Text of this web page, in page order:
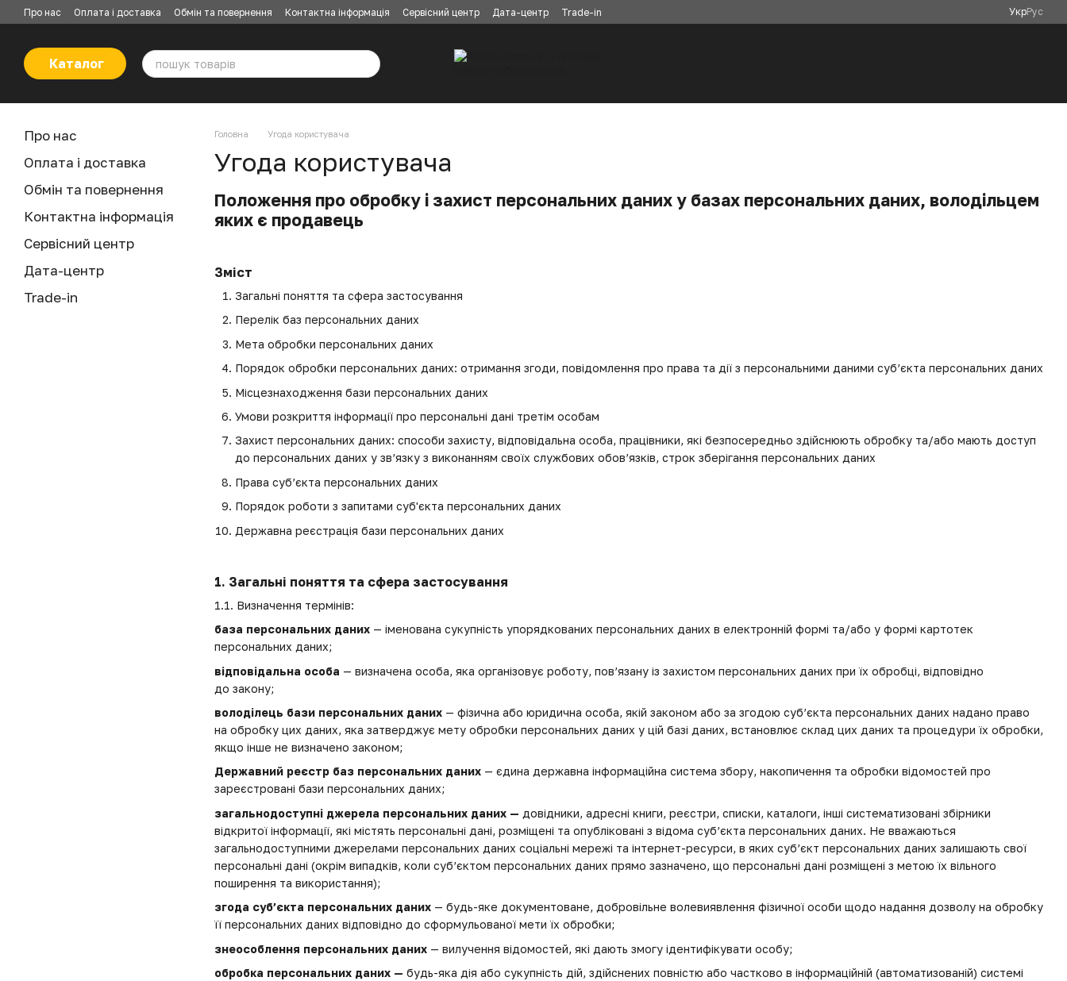
Перейти до основного контенту
Про нас Оплата і доставка Обмін та повернення Контактна інформація Сервісний центр Дата-центр Trade-in УкрРус
Каталог
Головна Угода користувача
Угода користувача
Положення про обробку і захист персональних даних у базах персональних даних, володільцем
яких є продавець
Зміст
Загальні поняття та сфера застосування
Перелік баз персональних даних
Мета обробки персональних даних
Порядок обробки персональних даних: отримання згоди, повідомлення про права та дії з персональними даними суб’єкта персональних даних
Місцезнаходження бази персональних даних
Умови розкриття інформації про персональні дані третім особам
Захист персональних даних: способи захисту, відповідальна особа, працівники, які безпосередньо здійснюють обробку та/або мають доступ
до персональних даних у зв’язку з виконанням своїх службових обов’язків, строк зберігання персональних даних
Права суб’єкта персональних даних
Порядок роботи з запитами суб'єкта персональних даних
Державна реєстрація бази персональних даних
1. Загальні поняття та сфера застосування
1.1. Визначення термінів:
база персональних даних — іменована сукупність упорядкованих персональних даних в електронній формі та/або у формі картотек
персональних даних;
відповідальна особа — визначена особа, яка організовує роботу, пов’язану із захистом персональних даних при їх обробці, відповідно
до закону;
володілець бази персональних даних — фізична або юридична особа, якій законом або за згодою суб’єкта персональних даних надано право
на обробку цих даних, яка затверджує мету обробки персональних даних у цій базі даних, встановлює склад цих даних та процедури їх обробки,
якщо інше не визначено законом;
Державний реєстр баз персональних даних — єдина державна інформаційна система збору, накопичення та обробки відомостей про
зареєстровані бази персональних даних;
загальнодоступні джерела персональних даних — довідники, адресні книги, реєстри, списки, каталоги, інші систематизовані збірники
відкритої інформації, які містять персональні дані, розміщені та опубліковані з відома суб’єкта персональних даних. Не вважаються
загальнодоступними джерелами персональних даних соціальні мережі та інтернет-ресурси, в яких суб’єкт персональних даних залишають свої
персональні дані (окрім випадків, коли суб’єктом персональних даних прямо зазначено, що персональні дані розміщені з метою їх вільного
поширення та використання);
згода суб’єкта персональних даних — будь-яке документоване, добровільне волевиявлення фізичної особи щодо надання дозволу на обробку
її персональних даних відповідно до сформульованої мети їх обробки;
знеособлення персональних даних — вилучення відомостей, які дають змогу ідентифікувати особу;
обробка персональних даних — будь-яка дія або сукупність дій, здійснених повністю або частково в інформаційній (автоматизованій) системі
Про нас
Оплата і доставка
Обмін та повернення
Контактна інформація
Сервісний центр
Дата-центр
Trade-in